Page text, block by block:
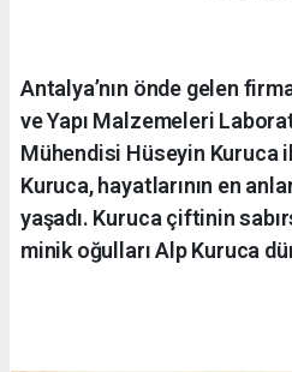
Antalya’nın önde gelen
ve Yapı Malzemeleri
Mühendisi Hüseyin Kuruca
Kuruca, hayatlarının en
yaşadı. Kuruca çiftinin
minik oğulları Alp Kuruca